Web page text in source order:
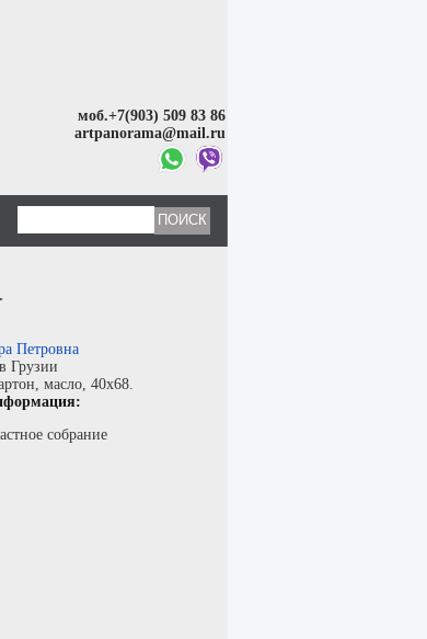
моб.+7(903) 509 83 86
artpanorama@mail.ru
Петровна
Грузии
, масло, 40x68.
собрание